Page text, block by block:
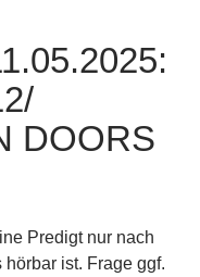
DOORS
Predigt nur nach
ist. Frage ggf.